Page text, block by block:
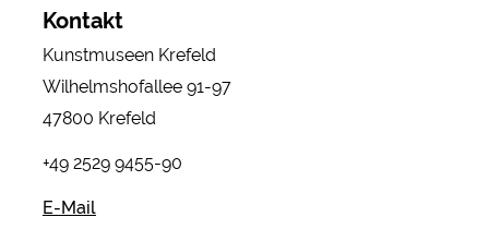
Kontakt
Kunstmuseen Krefeld
Wilhelmshofallee 91-97
47800 Krefeld
+49 2529 9455-90
E-Mail